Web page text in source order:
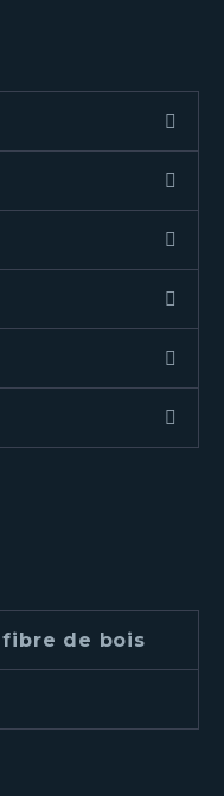
de bois